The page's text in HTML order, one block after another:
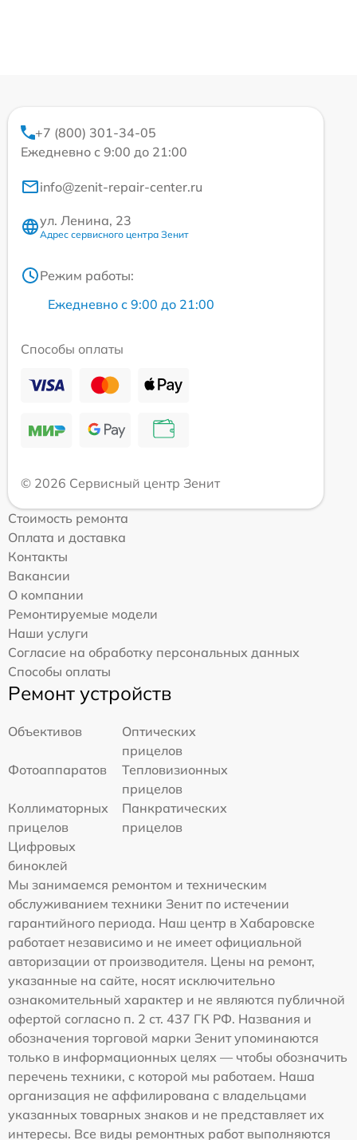
+7 (800) 301-34-05
Ежедневно с 9:00 до 21:00
info@zenit-repair-center.ru
ул. Ленина, 23
Адрес сервисного центра Зенит
Режим работы:
Ежедневно с 9:00 до 21:00
Способы оплаты
© 2026 Сервисный центр Зенит
Стоимость ремонта
Оплата и доставка
Контакты
Вакансии
О компании
Ремонтируемые модели
Наши услуги
Согласие на обработку персональных данных
Способы оплаты
Ремонт устройств
Объективов
Оптических
прицелов
Фотоаппаратов
Тепловизионных
прицелов
Коллиматорных
прицелов
Панкратических
прицелов
Цифровых
биноклей
Мы занимаемся ремонтом и техническим
обслуживанием техники Зенит по истечении
гарантийного периода. Наш центр в Хабаровске
работает независимо и не имеет официальной
авторизации от производителя. Цены на ремонт,
указанные на сайте, носят исключительно
ознакомительный характер и не являются публичной
офертой согласно п. 2 ст. 437 ГК РФ. Названия и
обозначения торговой марки Зенит упоминаются
только в информационных целях — чтобы обозначить
перечень техники, с которой мы работаем. Наша
организация не аффилирована с владельцами
указанных товарных знаков и не представляет их
интересы. Все виды ремонтных работ выполняются